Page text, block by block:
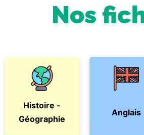
Nos
Histoire -
Géographie
Anglais